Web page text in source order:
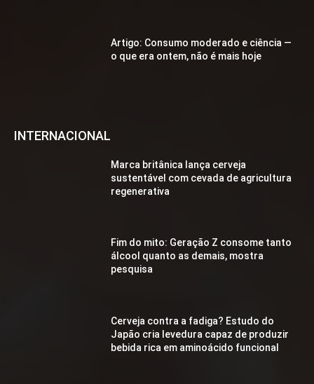
Artigo: Consumo moderado e ciência —
o que era ontem, não é mais hoje
INTERNACIONAL
Marca britânica lança cerveja
sustentável com cevada de agricultura
regenerativa
Fim do mito: Geração Z consome tanto
álcool quanto as demais, mostra
pesquisa
Cerveja contra a fadiga? Estudo do
Japão cria levedura capaz de produzir
bebida rica em aminoácido funcional